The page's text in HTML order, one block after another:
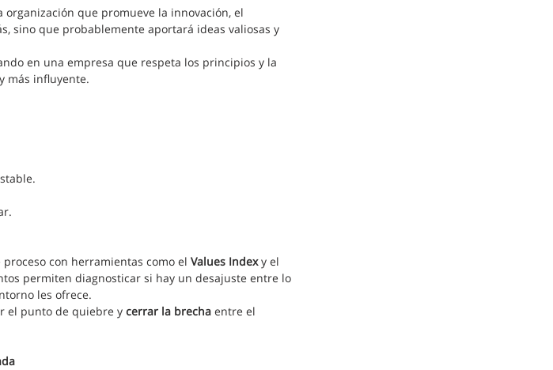
que promueve la innovación, el
sino que probablemente aportará ideas valiosas y
en una empresa que respeta los principios y la
más influyente.
proceso con herramientas como el Values Index y el
permiten diagnosticar si hay un desajuste entre lo
les ofrece.
el punto de quiebre y cerrar la brecha entre el